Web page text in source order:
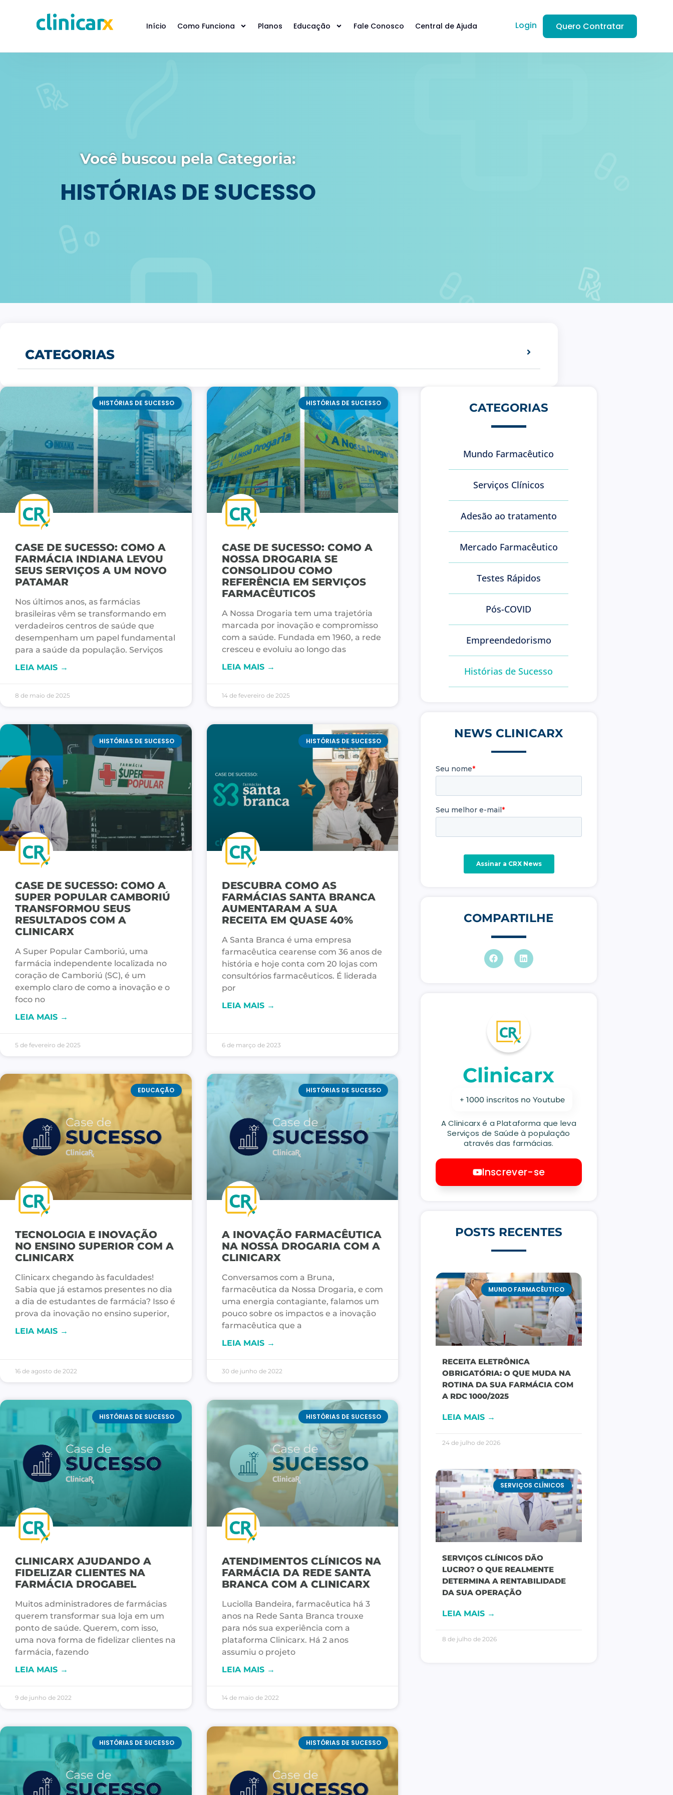
Início Como Funciona Planos Educação Fale Conosco Central de Ajuda Login Quero Contratar
Você buscou pela Categoria:
HISTÓRIAS DE SUCESSO
CATEGORIAS
HISTÓRIAS DE SUCESSO
CASE DE SUCESSO: COMO A
FARMÁCIA INDIANA LEVOU
SEUS SERVIÇOS A UM NOVO
PATAMAR
Nos últimos anos, as farmácias
brasileiras vêm se transformando em
verdadeiros centros de saúde que
desempenham um papel fundamental
para a saúde da população. Serviços
LEIA MAIS →
8 de maio de 2025
HISTÓRIAS DE SUCESSO
CASE DE SUCESSO: COMO A
NOSSA DROGARIA SE
CONSOLIDOU COMO
REFERÊNCIA EM SERVIÇOS
FARMACÊUTICOS
A Nossa Drogaria tem uma trajetória
marcada por inovação e compromisso
com a saúde. Fundada em 1960, a rede
cresceu e evoluiu ao longo das
LEIA MAIS →
14 de fevereiro de 2025
HISTÓRIAS DE SUCESSO
CASE DE SUCESSO: COMO A
SUPER POPULAR CAMBORIÚ
TRANSFORMOU SEUS
RESULTADOS COM A
CLINICARX
A Super Popular Camboriú, uma
farmácia independente localizada no
coração de Camboriú (SC), é um
exemplo claro de como a inovação e o
foco no
LEIA MAIS →
5 de fevereiro de 2025
HISTÓRIAS DE SUCESSO
DESCUBRA COMO AS
FARMÁCIAS SANTA BRANCA
AUMENTARAM A SUA
RECEITA EM QUASE 40%
A Santa Branca é uma empresa
farmacêutica cearense com 36 anos de
história e hoje conta com 20 lojas com
consultórios farmacêuticos. É liderada
por
LEIA MAIS →
6 de março de 2023
EDUCAÇÃO
TECNOLOGIA E INOVAÇÃO
NO ENSINO SUPERIOR COM A
CLINICARX
Clinicarx chegando às faculdades!
Sabia que já estamos presentes no dia
a dia de estudantes de farmácia? Isso é
prova da inovação no ensino superior,
LEIA MAIS →
16 de agosto de 2022
HISTÓRIAS DE SUCESSO
A INOVAÇÃO FARMACÊUTICA
NA NOSSA DROGARIA COM A
CLINICARX
Conversamos com a Bruna,
farmacêutica da Nossa Drogaria, e com
uma energia contagiante, falamos um
pouco sobre os impactos e a inovação
farmacêutica que a
LEIA MAIS →
30 de junho de 2022
HISTÓRIAS DE SUCESSO
CLINICARX AJUDANDO A
FIDELIZAR CLIENTES NA
FARMÁCIA DROGABEL
Muitos administradores de farmácias
querem transformar sua loja em um
ponto de saúde. Querem, com isso,
uma nova forma de fidelizar clientes na
farmácia, fazendo
LEIA MAIS →
9 de junho de 2022
HISTÓRIAS DE SUCESSO
ATENDIMENTOS CLÍNICOS NA
FARMÁCIA DA REDE SANTA
BRANCA COM A CLINICARX
Luciolla Bandeira, farmacêutica há 3
anos na Rede Santa Branca trouxe
para nós sua experiência com a
plataforma Clinicarx. Há 2 anos
assumiu o projeto
LEIA MAIS →
14 de maio de 2022
HISTÓRIAS DE SUCESSO HISTÓRIAS DE SUCESSO
CATEGORIAS
Mundo Farmacêutico
Serviços Clínicos
Adesão ao tratamento
Mercado Farmacêutico
Testes Rápidos
Pós-COVID
Empreendedorismo
Histórias de Sucesso
NEWS CLINICARX
COMPARTILHE
Clinicarx
+ 1000 inscritos no Youtube
A Clinicarx é a Plataforma que leva
Serviços de Saúde à população
através das farmácias.
Inscrever-se
POSTS RECENTES
MUNDO FARMACÊUTICO
RECEITA ELETRÔNICA
OBRIGATÓRIA: O QUE MUDA NA
ROTINA DA SUA FARMÁCIA COM
A RDC 1000/2025
LEIA MAIS →
24 de julho de 2026
SERVIÇOS CLÍNICOS
SERVIÇOS CLÍNICOS DÃO
LUCRO? O QUE REALMENTE
DETERMINA A RENTABILIDADE
DA SUA OPERAÇÃO
LEIA MAIS →
8 de julho de 2026